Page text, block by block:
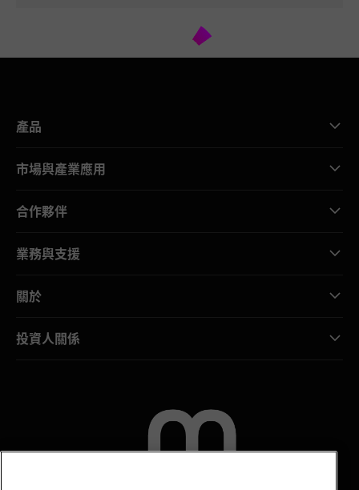
產品
市場與產業應用
合作夥伴
業務與支援
關於
投資人關係